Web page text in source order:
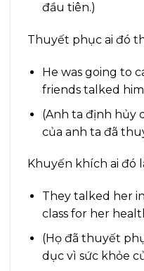
đầu tiên.)
Thuyết phục ai đó
He was going to
friends talked
(Anh ta định hủy
của anh ta đã
Khuyến khích ai đó
They talked her
class for her
(Họ đã thuyết
dục vì sức khỏe